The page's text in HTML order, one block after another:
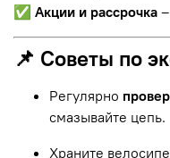
✅ Акции и рассрочка
📌 Советы по
Регулярно
смазывайте цепь.
Храните